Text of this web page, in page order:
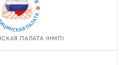
ПАЛАТА (НМП)